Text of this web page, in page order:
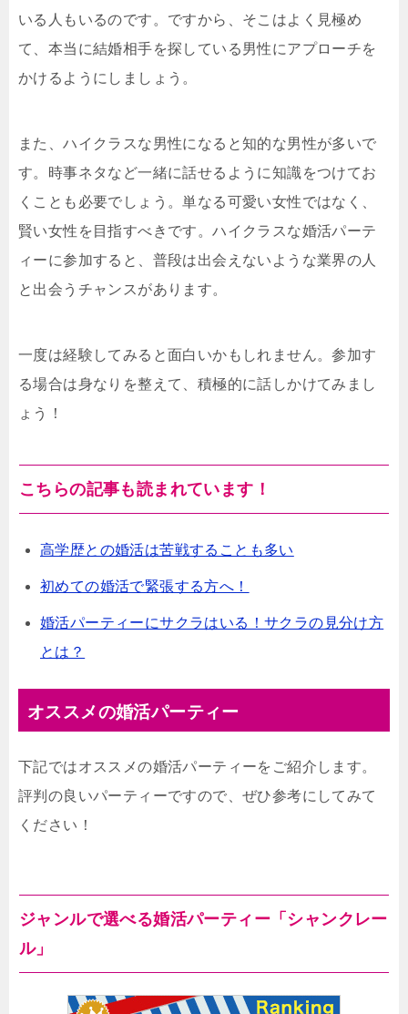
いる人もいるのです。ですから、そこはよく見極め
て、本当に結婚相手を探している男性にアプローチを
かけるようにしましょう。
また、ハイクラスな男性になると知的な男性が多いで
す。時事ネタなど一緒に話せるように知識をつけてお
くことも必要でしょう。単なる可愛い女性ではなく、
賢い女性を目指すべきです。ハイクラスな婚活パーテ
ィーに参加すると、普段は出会えないような業界の人
と出会うチャンスがあります。
一度は経験してみると面白いかもしれません。参加す
る場合は身なりを整えて、積極的に話しかけてみまし
ょう！
こちらの記事も読まれています！
高学歴との婚活は苦戦することも多い
初めての婚活で緊張する方へ！
婚活パーティーにサクラはいる！サクラの見分け方
とは？
オススメの婚活パーティー
下記ではオススメの婚活パーティーをご紹介します。
評判の良いパーティーですので、ぜひ参考にしてみて
ください！
ジャンルで選べる婚活パーティー「シャンクレー
ル」